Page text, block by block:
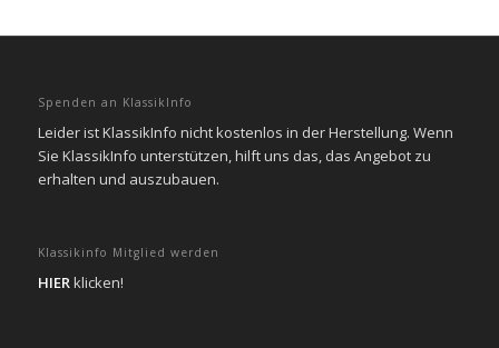
Spenden an KlassikInfo
Leider ist KlassikInfo nicht kostenlos in der Herstellung. Wenn
Sie KlassikInfo unterstützen, hilft uns das, das Angebot zu
erhalten und auszubauen.
Klassikinfo Mitglied werden
HIERklicken!